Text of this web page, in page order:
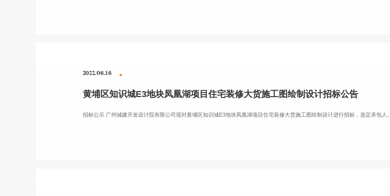
2022.06.16
黄埔区知识城E3地块凤凰湖项目住宅装修大货施工图绘制设计招标公告
招标公示 广州城建开发设计院有限公司现对黄埔区知识城E3地块凤凰湖项目住宅装修大货施工图绘制设计进行招标，选定承包人。